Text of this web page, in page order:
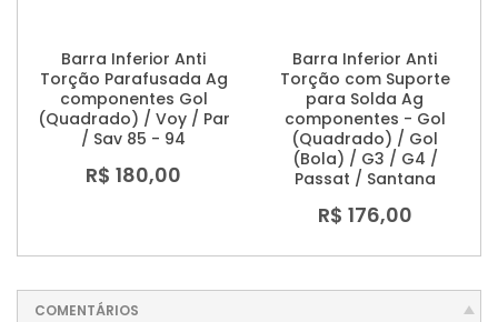
Barra Inferior Anti
Torção Parafusada Ag
componentes Gol
(Quadrado) / Voy / Par
/ Sav 85 - 94
R$ 180,00
Barra Inferior Anti
Torção com Suporte
para Solda Ag
componentes - Gol
(Quadrado) / Gol
(Bola) / G3 / G4 /
Passat / Santana
R$ 176,00
COMENTÁRIOS